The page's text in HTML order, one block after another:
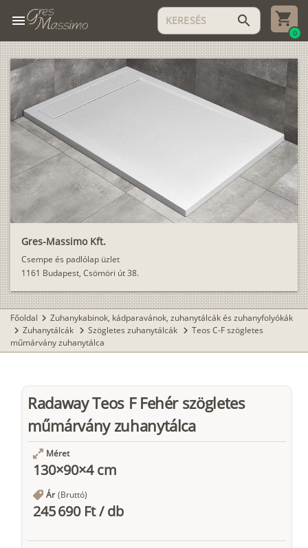
menu search
0
Gres-Massimo Kft.
Csempe és padlólap üzlet
1161 Budapest, Csömöri út 38.
Főoldal chevron_right Zuhanykabinok, kádparavánok, zuhanytálcák és zuhanyfolyókák
chevron_right Zuhanytálcák chevron_right Szögletes zuhanytálcák chevron_right Teos C-F szögletes
műmárvány zuhanytálca
Radaway Teos F Fehér szögletes
műmárvány zuhanytálca
Méret
130×90×4 cm
Ár (Bruttó)
245 690 Ft/db